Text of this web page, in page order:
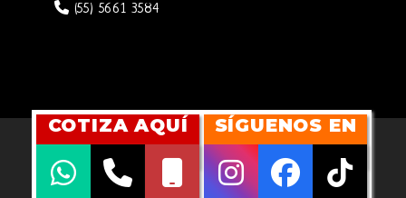
(55) 5661 3584
SITIO WEB DESARROLLADO POR
CUBITMARKETING
COPYRIGHT 2026 ©
MATALENT AGENCY
COTIZA AQUÍ SÍGUENOS EN